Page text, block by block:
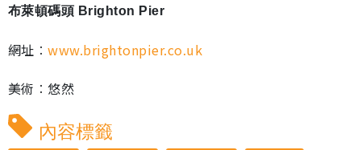
布萊頓碼頭 Brighton Pier
網址︰www.brightonpier.co.uk
美術︰悠然
內容標籤